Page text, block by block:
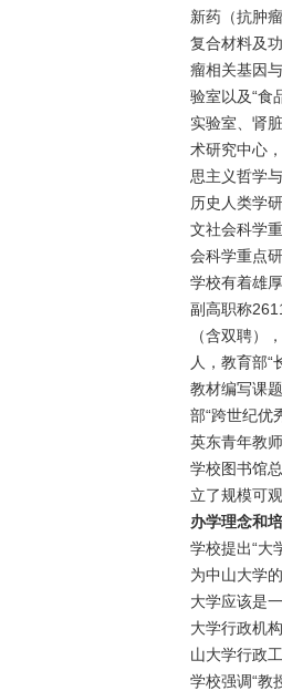
新药（抗肿
复合材料及
瘤相关基因
验室以及“食
实验室、肾
术研究中心
思主义哲学
历史人类学
文社会科学
会科学重点
学校有着雄
副高职称
（含双聘）
人，教育部
教材编写课
部“跨世纪优
英东青年教
学校图书馆
立了规模可
办学理念和
学校提出“大
为中山大学
大学应该是
大学行政机
山大学行政
学校强调“教